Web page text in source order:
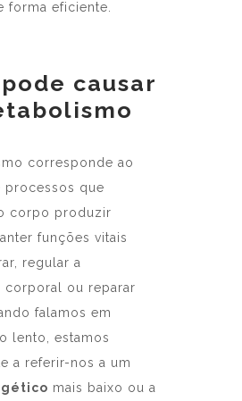
forma eficiente.
causar
corresponde ao
processos que
corpo produzir
funções vitais
regular a
corporal ou reparar
falamos em
lento, estamos
a referir-nos a um
mais baixo ou a